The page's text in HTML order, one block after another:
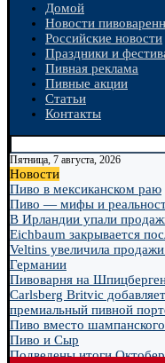
Домой
Новости
Российские новости
Праздники и
Пивная реклама
Пивные акции
Статьи
Контакты
Пятница, 7 августа, 2026
Новости
Пиво в мексиканском раю
Пиво — мифы и
В Ирландии упали
Eichbaum закрывается
Veltins увеличила
Германии
Пивоварня на
Carlsberg Britvic
премиальный пивной
Пиво вместо
Пиво и Сыр
Подведены итоги